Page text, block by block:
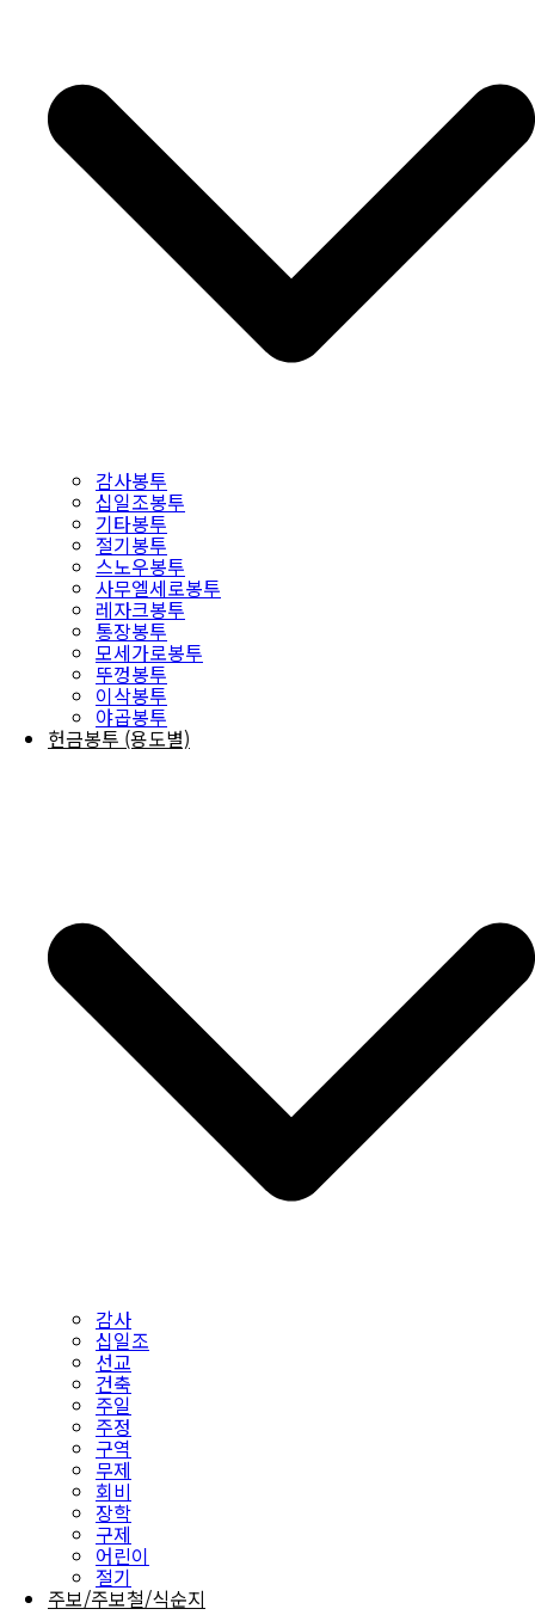
감사봉투
십일조봉투
기타봉투
절기봉투
스노우봉투
사무엘세로봉투
레자크봉투
통장봉투
모세가로봉투
뚜껑봉투
이삭봉투
야곱봉투
헌금봉투 (용도별)
감사
십일조
선교
건축
주일
주정
구역
무제
회비
장학
구제
어린이
절기
주보/주보철/식순지